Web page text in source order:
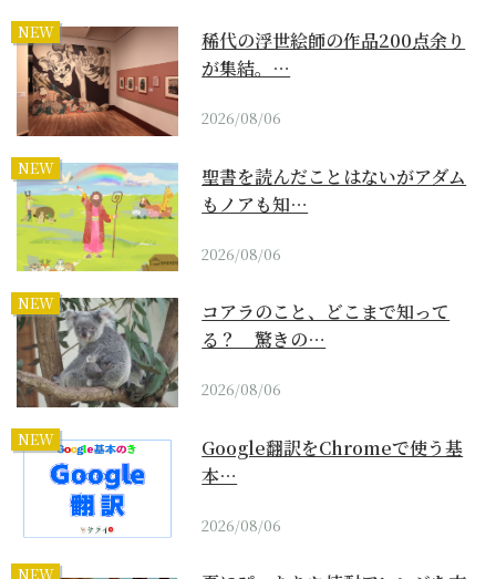
NEW
稀代の浮世絵師の作品200点余り
が集結。…
2026/08/06
NEW
聖書を読んだことはないがアダム
もノアも知…
2026/08/06
NEW
コアラのこと、どこまで知って
る？ 驚きの…
2026/08/06
NEW
Google翻訳をChromeで使う基
本…
2026/08/06
NEW